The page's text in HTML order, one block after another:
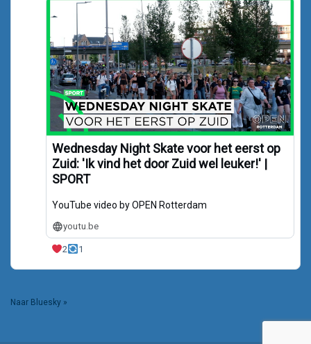
Wednesday Night Skate voor het eerst op
Zuid: 'Ik vind het door Zuid wel leuker!' |
SPORT
YouTube video by OPEN Rotterdam
youtu.be
2 1
Naar Bluesky »